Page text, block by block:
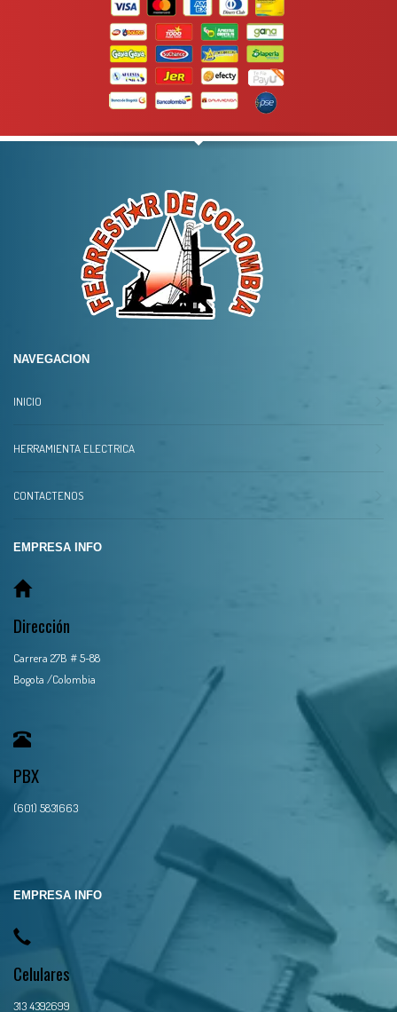
NAVEGACION
INICIO
HERRAMIENTA ELECTRICA
CONTACTENOS
EMPRESA INFO
Dirección
Carrera 27B # 5-88
Bogota /Colombia
PBX
(601) 5831663
EMPRESA INFO
Celulares
313 4392699